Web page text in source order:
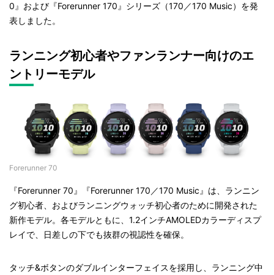
0』および『Forerunner 170』シリーズ（170／170 Music）を発
表しました。
ランニング初心者やファンランナー向けのエ
ントリーモデル
Forerunner 70
『Forerunner 70』『Forerunner 170／170 Music』は、ランニン
グ初心者、およびランニングウォッチ初心者のために開発された
新作モデル。各モデルともに、1.2インチAMOLEDカラーディスプ
レイで、日差しの下でも抜群の視認性を確保。
タッチ&ボタンのダブルインターフェイスを採用し、ランニング中